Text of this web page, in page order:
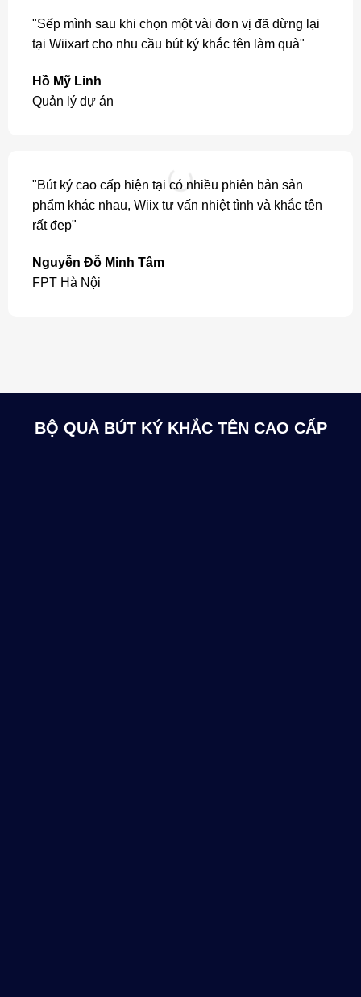
"Sếp mình sau khi chọn một vài đơn vị đã dừng lại
tại Wiixart cho nhu cầu bút ký khắc tên làm quà"
Hồ Mỹ Linh
Quản lý dự án
"Bút ký cao cấp hiện tại có nhiều phiên bản sản
phẩm khác nhau, Wiix tư vấn nhiệt tình và khắc tên
rất đẹp"
Nguyễn Đỗ Minh Tâm
FPT Hà Nội
BỘ QUÀ BÚT KÝ KHẮC TÊN CAO CẤP